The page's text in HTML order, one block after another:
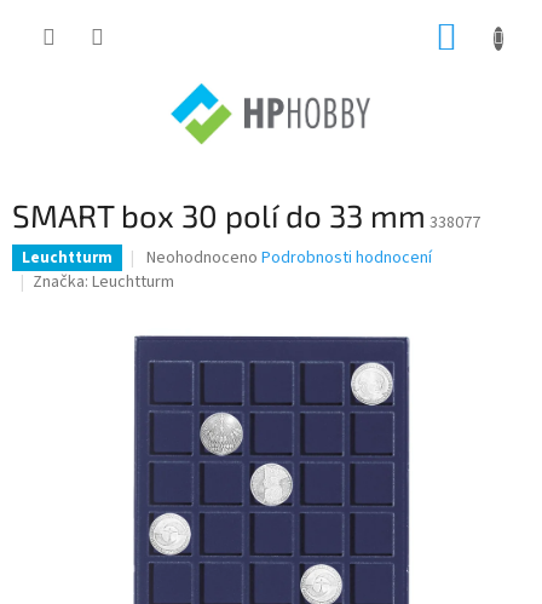
SMART box 30 polí do 33 mm 338077
Leuchtturm
Průměrné
hodnocení
z
hvězdiček.
Neohodnoceno Podrobnosti hodnocení
Značka: Leuchtturm